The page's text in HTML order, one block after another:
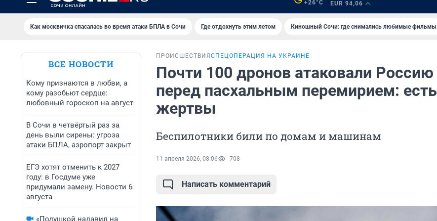
+26°C
EUR 94,06
Как москвичка спасалась во время атаки БПЛА в Сочи Где отдохнуть этим летом Киношный Сочи: где снимались любимые фильмы
ВСЕ НОВОСТИ
Кому признаются в любви, а
кому разобьют сердце:
любовный гороскоп на август
В Сочи в четвёртый раз за
день выли сирены: угроза
атаки БПЛА, аэропорт закрыт
ЕГЭ хотят отменить к 2027
году: в Госдуме уже
придумали замену. Новости 6
августа
«Подушкой надавил на
ПРОИСШЕСТВИЯ СПЕЦОПЕРАЦИЯ НА УКРАИНЕ
Почти 100 дронов атаковали Россию
перед пасхальным перемирием: есть
жертвы
Беспилотники били по домам и машинам
11 апреля 2026, 08:06 708
Написать комментарий